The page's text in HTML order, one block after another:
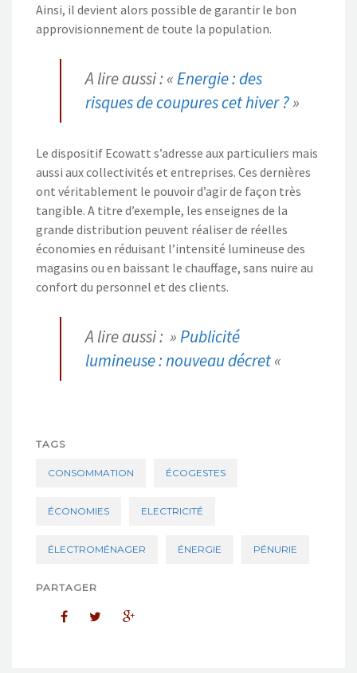
Ainsi, il devient alors possible de garantir le bon
approvisionnement de toute la population.
A lire aussi : «Energie : des
risques de coupures cet hiver ?»
Le dispositif Ecowatt s’adresse aux particuliers mais
aussi aux collectivités et entreprises. Ces dernières
ont véritablement le pouvoir d’agir de façon très
tangible. A titre d’exemple, les enseignes de la
grande distribution peuvent réaliser de réelles
économies en réduisant l’intensité lumineuse des
magasins ou en baissant le chauffage, sans nuire au
confort du personnel et des clients.
A lire aussi : »Publicité
lumineuse : nouveau décret«
TAGS
CONSOMMATION ÉCOGESTES
ÉCONOMIES ELECTRICITÉ
ÉLECTROMÉNAGER ÉNERGIE PÉNURIE
PARTAGER